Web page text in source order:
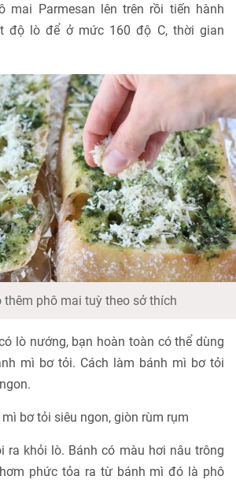
mai Parmesan lên trên rồi tiến hành
độ lò để ở mức 160 độ C, thời gian
thêm phô mai tuỳ theo sở thích
lò nướng, bạn hoàn toàn có thể dùng
mì bơ tỏi. Cách làm bánh mì bơ tỏi
bơ tỏi siêu ngon, giòn rùm rụm
ra khỏi lò. Bánh có màu hơi nâu trông
phức tỏa ra từ bánh mì đó là phô